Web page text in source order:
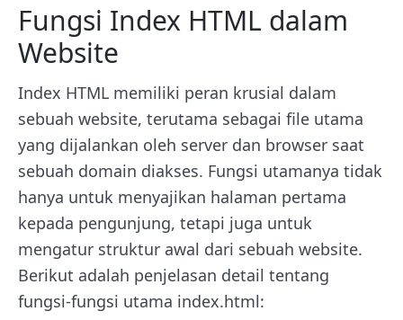
Fungsi Index HTML dalam
Website
Index HTML memiliki peran krusial dalam
sebuah website, terutama sebagai file utama
yang dijalankan oleh server dan browser saat
sebuah domain diakses. Fungsi utamanya tidak
hanya untuk menyajikan halaman pertama
kepada pengunjung, tetapi juga untuk
mengatur struktur awal dari sebuah website.
Berikut adalah penjelasan detail tentang
fungsi-fungsi utama index.html: